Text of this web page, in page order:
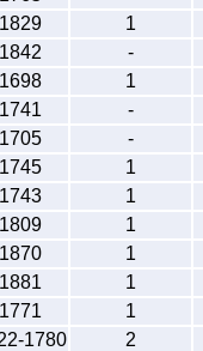
1829 1
1842 -
1698 1
1741 -
1705 -
1745 1
1743 1
1809 1
1870 1
1881 1
1771 1
1780 2